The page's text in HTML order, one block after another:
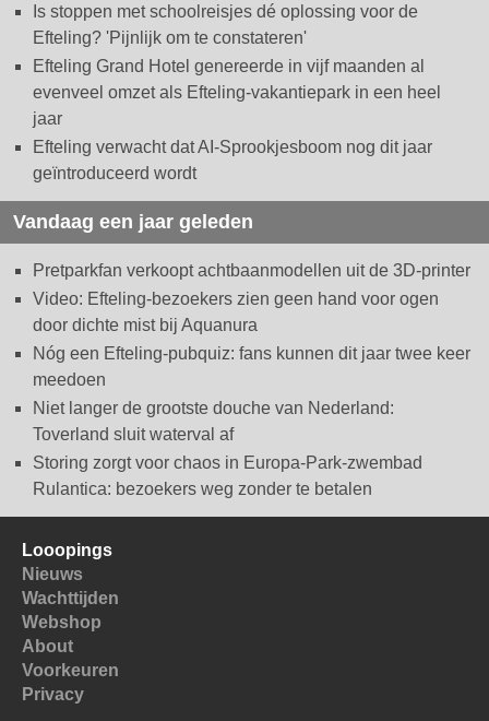
Is stoppen met schoolreisjes dé oplossing voor de
Efteling? 'Pijnlijk om te constateren'
Efteling Grand Hotel genereerde in vijf maanden al
evenveel omzet als Efteling-vakantiepark in een heel
jaar
Efteling verwacht dat AI-Sprookjesboom nog dit jaar
geïntroduceerd wordt
Vandaag een jaar geleden
Pretparkfan verkoopt achtbaanmodellen uit de 3D-printer
Video: Efteling-bezoekers zien geen hand voor ogen
door dichte mist bij Aquanura
Nóg een Efteling-pubquiz: fans kunnen dit jaar twee keer
meedoen
Niet langer de grootste douche van Nederland:
Toverland sluit waterval af
Storing zorgt voor chaos in Europa-Park-zwembad
Rulantica: bezoekers weg zonder te betalen
Looopings
Nieuws
Wachttijden
Webshop
About
Voorkeuren
Privacy